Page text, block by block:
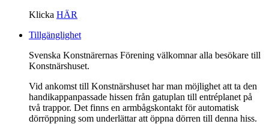
Klicka HÄR
Tillgänglighet
Svenska Konstnärernas Förening välkomnar alla besökare till
Konstnärshuset.
Vid ankomst till Konstnärshuset har man möjlighet att ta den
handikappanpassade hissen från gatuplan till entréplanet på
två trappor. Det finns en armbågskontakt för automatisk
dörröppning som underlättar att öppna dörren till denna hiss.